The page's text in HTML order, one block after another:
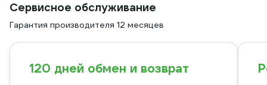
Сервисное обслуживание
Гарантия производителя 12 месяцев
120 дней обмен и возврат